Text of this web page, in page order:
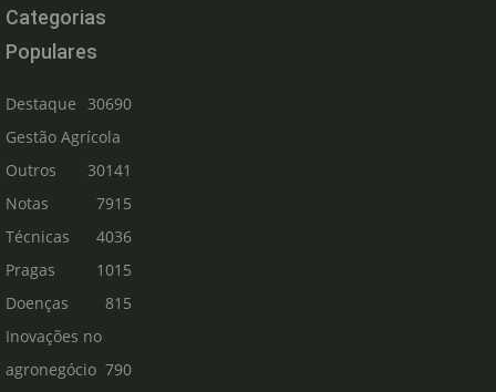
Categorias
Populares
Destaque
30690
Gestão Agrícola
30141
Outros
7915
Notas
Técnicas
4036
Pragas
1015
Doenças
815
Inovações no
agronegócio 790